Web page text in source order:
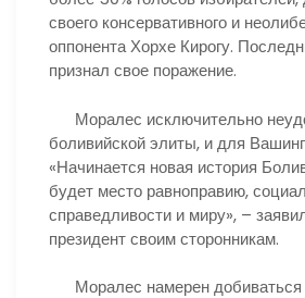
своего консервативного и
оппонента Хорхе Кирогу.
признал свое поражение.
Моралес исключительно
боливийской элиты, и для
«Начинается новая история
будет место равноправию,
справедливости и миру», –
президент своим сторонникам.
Моралес намерен добиваться